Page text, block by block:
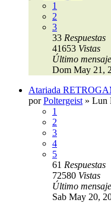
1
2
3
33 Respuestas
41653 Vistas
Último mensaje
Dom May 21,
Atariada
porPoltergeist » Lun
1
2
3
4
5
61 Respuestas
72580 Vistas
Último mensaje
Sab May 20,